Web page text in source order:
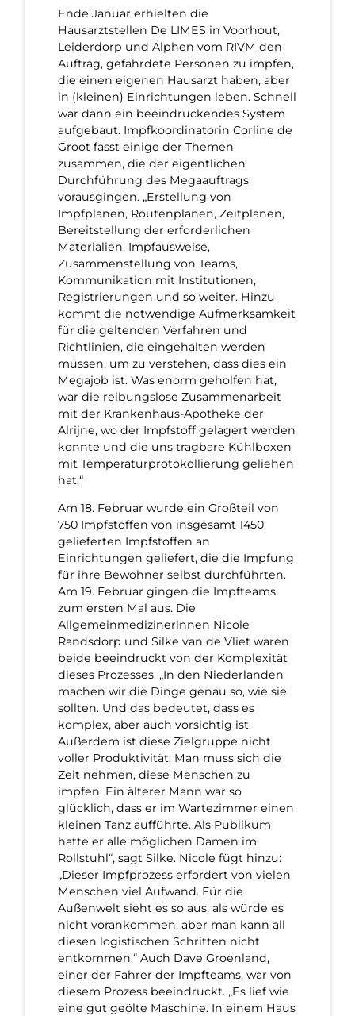
Ende Januar erhielten die
Hausarztstellen De LIMES in Voorhout,
Leiderdorp und Alphen vom RIVM den
Auftrag, gefährdete Personen zu impfen,
die einen eigenen Hausarzt haben, aber
in (kleinen) Einrichtungen leben. Schnell
war dann ein beeindruckendes System
aufgebaut. Impfkoordinatorin Corline de
Groot fasst einige der Themen
zusammen, die der eigentlichen
Durchführung des Megaauftrags
vorausgingen. „Erstellung von
Impfplänen, Routenplänen, Zeitplänen,
Bereitstellung der erforderlichen
Materialien, Impfausweise,
Zusammenstellung von Teams,
Kommunikation mit Institutionen,
Registrierungen und so weiter. Hinzu
kommt die notwendige Aufmerksamkeit
für die geltenden Verfahren und
Richtlinien, die eingehalten werden
müssen, um zu verstehen, dass dies ein
Megajob ist. Was enorm geholfen hat,
war die reibungslose Zusammenarbeit
mit der Krankenhaus-Apotheke der
Alrijne, wo der Impfstoff gelagert werden
konnte und die uns tragbare Kühlboxen
mit Temperaturprotokollierung geliehen
hat.“
Am 18. Februar wurde ein Großteil von
750 Impfstoffen von insgesamt 1450
gelieferten Impfstoffen an
Einrichtungen geliefert, die die Impfung
für ihre Bewohner selbst durchführten.
Am 19. Februar gingen die Impfteams
zum ersten Mal aus. Die
Allgemeinmedizinerinnen Nicole
Randsdorp und Silke van de Vliet waren
beide beeindruckt von der Komplexität
dieses Prozesses. „In den Niederlanden
machen wir die Dinge genau so, wie sie
sollten. Und das bedeutet, dass es
komplex, aber auch vorsichtig ist.
Außerdem ist diese Zielgruppe nicht
voller Produktivität. Man muss sich die
Zeit nehmen, diese Menschen zu
impfen. Ein älterer Mann war so
glücklich, dass er im Wartezimmer einen
kleinen Tanz aufführte. Als Publikum
hatte er alle möglichen Damen im
Rollstuhl“, sagt Silke. Nicole fügt hinzu:
„Dieser Impfprozess erfordert von vielen
Menschen viel Aufwand. Für die
Außenwelt sieht es so aus, als würde es
nicht vorankommen, aber man kann all
diesen logistischen Schritten nicht
entkommen.“ Auch Dave Groenland,
einer der Fahrer der Impfteams, war von
diesem Prozess beeindruckt. „Es lief wie
eine gut geölte Maschine. In einem Haus